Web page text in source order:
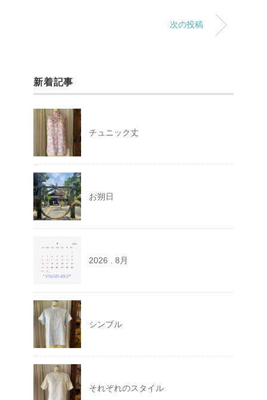
次の投稿
新着記事
チュニック丈
お朔日
2026 . 8月
シンプル
それぞれのスタイル